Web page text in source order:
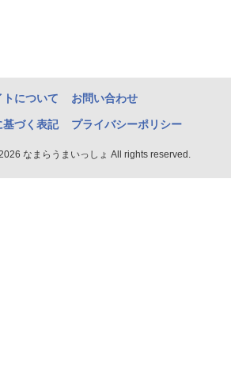
トについて お問い合わせ
基づく表記 プライバシーポリシー
なまらうまいっしょ All rights reserved.